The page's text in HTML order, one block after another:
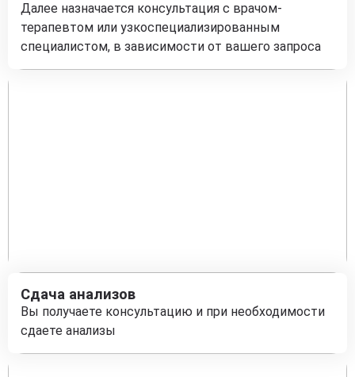
Далее назначается консультация с врачом-
терапевтом или узкоспециализированным
специалистом, в зависимости от вашего запроса
Сдача анализов
Вы получаете консультацию и при необходимости
сдаете анализы